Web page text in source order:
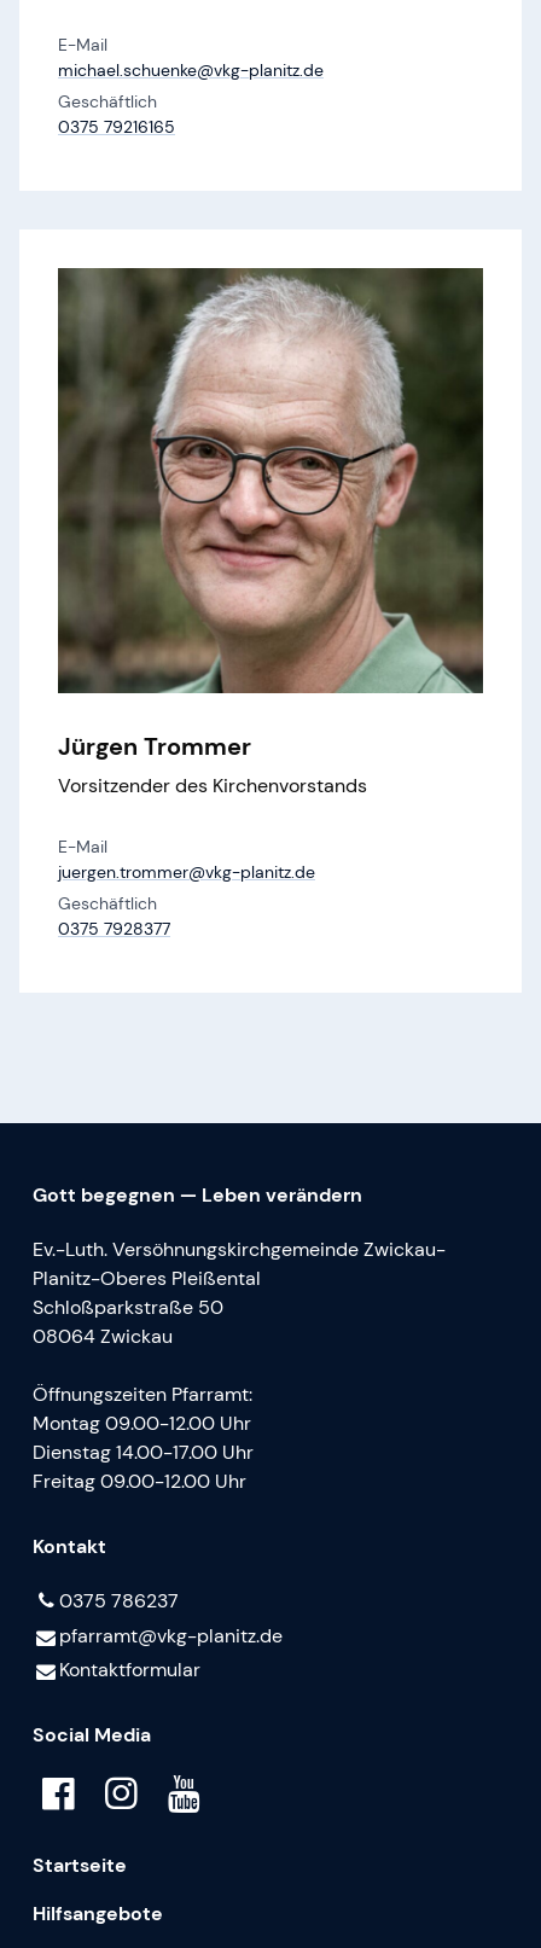
E-Mail
michael.​schuenke@​vkg-planitz.​de
Geschäftlich
0375 79216165
Jürgen Trommer
Vorsitzender des Kirchenvorstands
E-Mail
juergen.​trommer@​vkg-planitz.​de
Geschäftlich
0375 7928377
Gott begegnen — Leben verändern
Ev.-Luth. Versöhnungskirchgemeinde Zwickau-
Planitz-Oberes Pleißental
Schloßparkstraße 50
08064 Zwickau
Öffnungszeiten Pfarramt:
Montag 09.00-12.00 Uhr
Dienstag 14.00-17.00 Uhr
Freitag 09.00-12.00 Uhr
Kontakt
0375 786237
pfarramt@​vkg-planitz.​de
Kontaktformular
Social Media
Startseite
Hilfsangebote